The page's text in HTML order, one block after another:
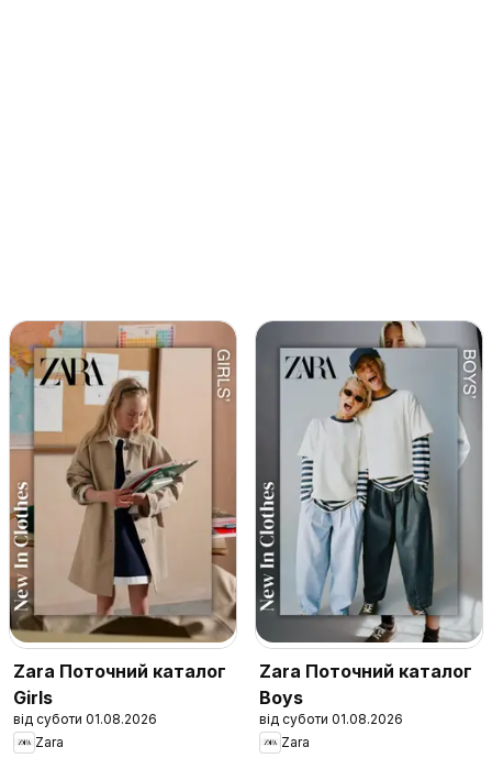
Zara Поточний каталог
Girls
від суботи 01.08.2026
Zara
Zara Поточний каталог
Boys
від суботи 01.08.2026
Zara